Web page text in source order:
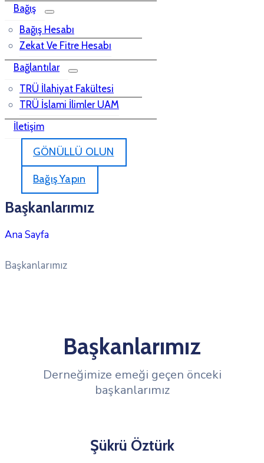
Bağış
Bağış Hesabı
Zekat Ve Fitre Hesabı
Bağlantılar
TRÜ İlahiyat Fakültesi
TRÜ İslami İlimler UAM
İletişim
GÖNÜLLÜ OLUN
Bağış Yapın
Başkanlarımız
Başkanlarımız
Başkanlarımız
Derneğimize emeği geçen önceki
başkanlarımız
Şükrü Öztürk